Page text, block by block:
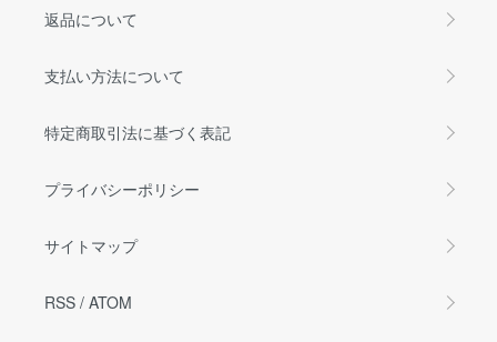
返品について
支払い方法について
特定商取引法に基づく表記
プライバシーポリシー
サイトマップ
RSS / ATOM